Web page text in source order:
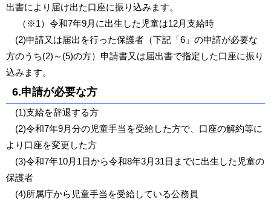
出書により届け出た口座に振り込みます。
（※1）令和7年9月に出生した児童は12月支給時
(2)申請又は届出を行った保護者（下記「6」の申請が必要な
方のうち(2)～(5)の方）申請書又は届出書で指定した口座に振り
込みます。
6.申請が必要な方
(1)支給を辞退する方
(2)令和7年9月分の児童手当を受給した方で、口座の解約等に
より口座を変更した方
(3)令和7年10月1日から令和8年3月31日までに出生した児童の
保護者
(4)所属庁から児童手当を受給している公務員